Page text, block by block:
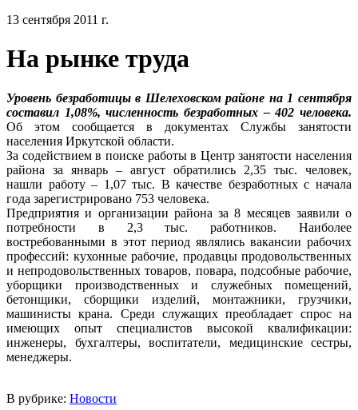
13 сентября 2011 г.
На рынке труда
Уровень безработицы в Шелеховском районе на 1 сентября
составил 1,08%, численность безработных – 402 человека.
Об этом сообщается в документах Службы занятости
населения Иркутской области.
За содействием в поиске работы в Центр занятости населения
района за январь – август обратились 2,35 тыс. человек,
нашли работу – 1,07 тыс. В качестве безработных с начала
года зарегистрировано 753 человека.
Предприятия и организации района за 8 месяцев заявили о
потребности в 2,3 тыс. работников. Наиболее
востребованными в этот период являлись вакансии рабочих
профессий: кухонные рабочие, продавцы продовольственных
и непродовольственных товаров, повара, подсобные рабочие,
уборщики производственных и служебных помещений,
бетонщики, сборщики изделий, монтажники, грузчики,
машинисты крана. Среди служащих преобладает спрос на
имеющих опыт специалистов высокой квалификации:
инженеры, бухгалтеры, воспитатели, медицинские сестры,
менеджеры.
В рубрике: Новости